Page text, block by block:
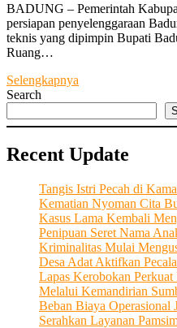
BADUNG – Pemerintah
persiapan penyelenggaraan
teknis yang dipimpin Bupati
Ruang…
Selengkapnya
Caka
Harus
Dongkrak
Ekonomi,
Tanpa
Ganggu
Lalu
Lintas
Search
Recent Update
Tangis Istri Pecah di
Kematian Nyoman Cita
Kasus Lama Kembali
Penipuan Seret Nama
Kriminalitas Mulai
Desa Adat Aktifkan
Lapas Kerobokan Perkuat
Melalui Kemandirian
Beban Biaya Operasional
Serahkan Layanan